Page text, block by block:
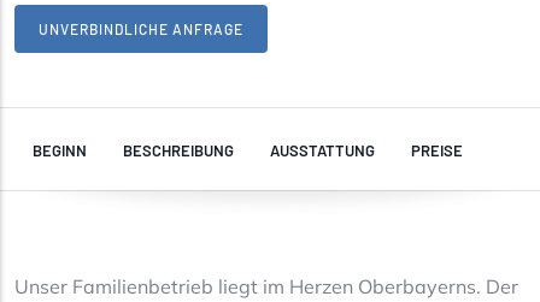
UNVERBINDLICHE ANFRAGE
BEGINN BESCHREIBUNG AUSSTATTUNG PREISE
Unser Familienbetrieb liegt im Herzen Oberbayerns. Der